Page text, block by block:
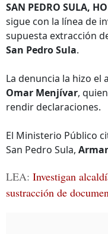
SAN PEDRO SULA,
sigue con la línea de
supuesta extracción
San Pedro Sula.
La denuncia la hizo el
Omar Menjívar,
rendir declaraciones.
El Ministerio Público
San Pedro Sula,
LEA: Investigan
sustracción de